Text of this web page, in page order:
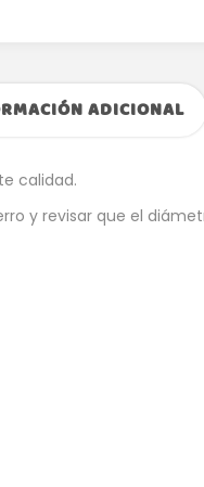
ADICIONAL
calidad.
y revisar que el